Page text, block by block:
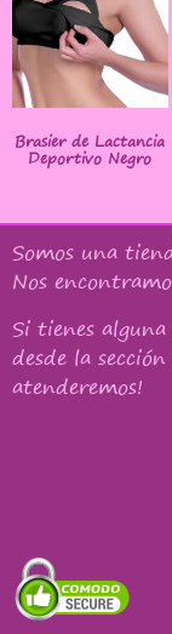
Brasier de Lactancia
Deportivo Negro
Somos una
Nos
Si tienes
desde la
atenderemos!